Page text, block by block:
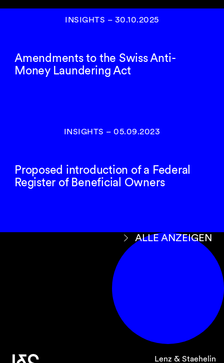
INSIGHTS – 30.10.2025
Amendments to the Swiss Anti-
Money Laundering Act
INSIGHTS – 05.09.2023
Proposed introduction of a Federal
Register of Beneficial Owners
ALLE ANZEIGEN
Lenz & Staehelin